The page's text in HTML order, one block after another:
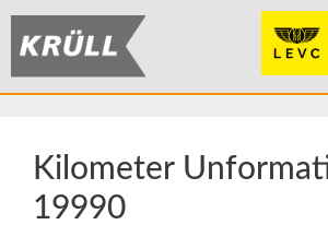
Kilometer
19990